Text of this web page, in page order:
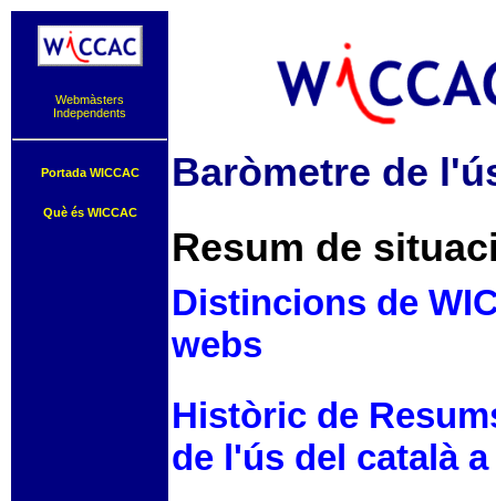
Webmàsters
Independents
Portada WICCAC
Què és WICCAC
Baròmetre de
Resum de
Distincions de
webs
Històric de
de l'ús del català